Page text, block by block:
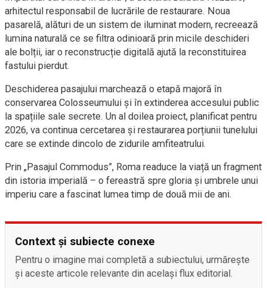
arhitectul responsabil de lucrările de restaurare. Noua
pasarelă, alături de un sistem de iluminat modern, recreează
lumina naturală ce se filtra odinioară prin micile deschideri
ale bolții, iar o reconstrucție digitală ajută la reconstituirea
fastului pierdut.
Deschiderea pasajului marchează o etapă majoră în
conservarea Colosseumului și în extinderea accesului public
la spațiile sale secrete. Un al doilea proiect, planificat pentru
2026, va continua cercetarea și restaurarea porțiunii tunelului
care se extinde dincolo de zidurile amfiteatrului.
Prin „Pasajul Commodus”, Roma readuce la viață un fragment
din istoria imperială – o fereastră spre gloria și umbrele unui
imperiu care a fascinat lumea timp de două mii de ani.
Context și subiecte conexe
Pentru o imagine mai completă a subiectului, urmărește
și aceste articole relevante din același flux editorial.